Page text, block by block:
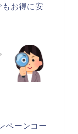
お得に安
ペーンコー